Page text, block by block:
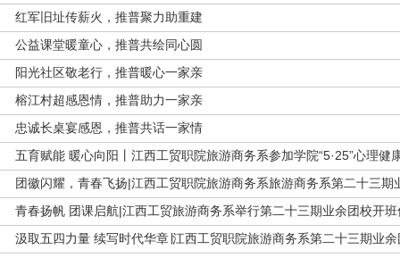
​红军旧址传薪火，推普聚力助重建
公益课堂暖童心，推普共绘同心圆
阳光社区敬老行，推普暖心一家亲
榕江村超感恩情，推普助力一家亲
忠诚长桌宴感恩，推普共话一家情
五育赋能 暖心向阳丨江西工贸职院旅游商务系参加学院“5·25”心理健
团徽闪耀，青春飞扬|江西工贸职院旅游商务系旅游商务系第二十三期
青春扬帆 团课启航|江西工贸旅游商务系举行第二十三期业余团校开班
汲取五四力量 续写时代华章∣江西工贸职院旅游商务系第二十三期业